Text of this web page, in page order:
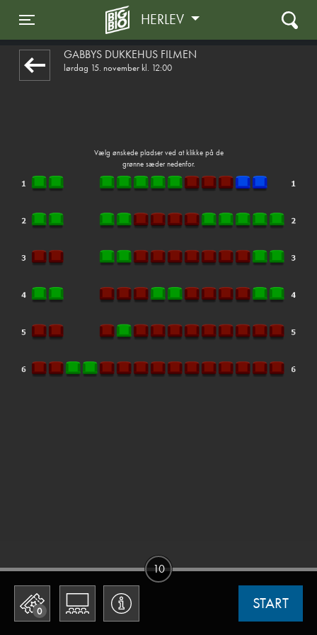
Toggle navigation
HERLEV
GABBYS DUKKEHUS FILMEN
lørdag 15. november kl. 12:00
Vælg ønskede pladser ved at klikke på de
grønne sæder nedenfor.
0 START
10
front03-cc 062923